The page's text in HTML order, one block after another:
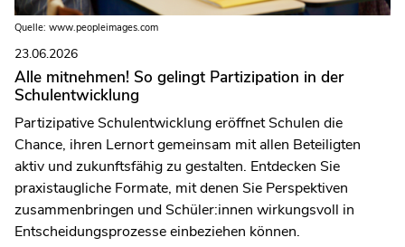
Quelle: www.peopleimages.com
23.06.2026
Alle mitnehmen! So gelingt Partizipation in der
Schulentwicklung
Partizipative Schulentwicklung eröffnet Schulen die
Chance, ihren Lernort gemeinsam mit allen Beteiligten
aktiv und zukunftsfähig zu gestalten. Entdecken Sie
praxistaugliche Formate, mit denen Sie Perspektiven
zusammenbringen und Schüler:innen wirkungsvoll in
Entscheidungsprozesse einbeziehen können.